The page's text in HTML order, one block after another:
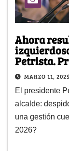
Ahora
Petrista.
MARZO 11, 2025
El presidente
alcalde:
una gestión
2026?